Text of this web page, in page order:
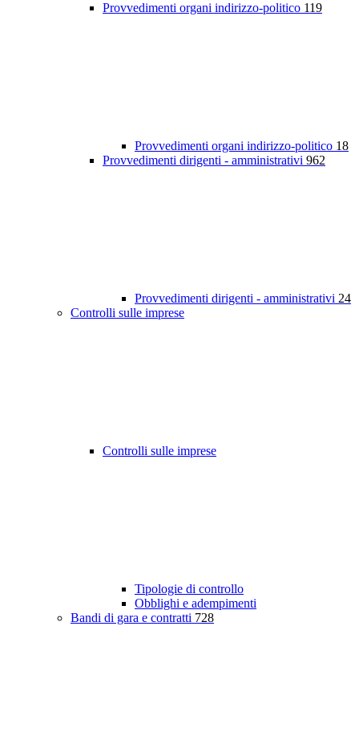
Provvedimenti organi indirizzo-politico 119
Provvedimenti organi indirizzo-politico 18
Provvedimenti dirigenti - amministrativi 962
Provvedimenti dirigenti - amministrativi 24
Controlli sulle imprese
Controlli sulle imprese
Tipologie di controllo
Obblighi e adempimenti
Bandi di gara e contratti 728